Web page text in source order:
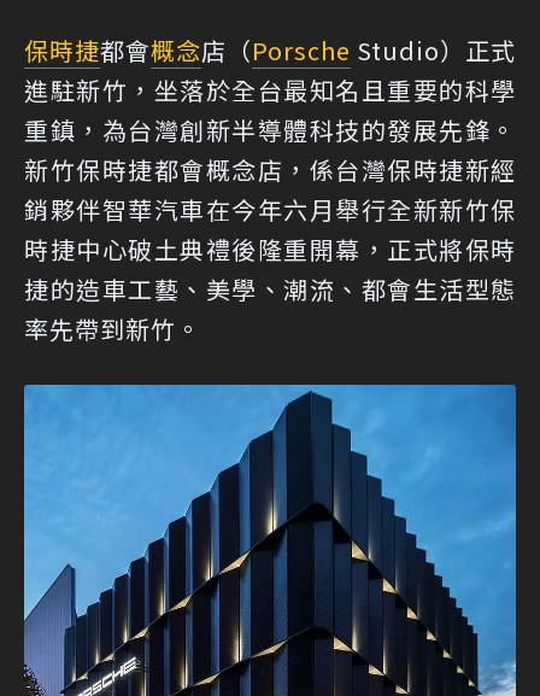
保時捷都會概念店（Porsche Studio）正式
進駐新竹，坐落於全台最知名且重要的科學
重鎮，為台灣創新半導體科技的發展先鋒。
新竹保時捷都會概念店，係台灣保時捷新經
銷夥伴智華汽車在今年六月舉行全新新竹保
時捷中心破土典禮後隆重開幕，正式將保時
捷的造車工藝、美學、潮流、都會生活型態
率先帶到新竹。